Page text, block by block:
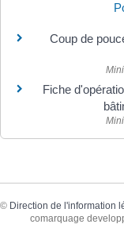
Coup de
Fiche
© Direction de l'information
comarquage